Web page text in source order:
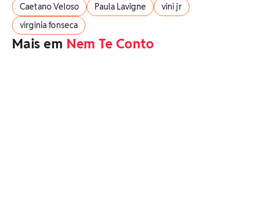
Caetano Veloso Paula Lavigne
vini jr
virginia fonseca
Mais em Nem Te Conto